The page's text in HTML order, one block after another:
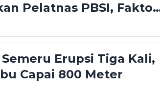
Pelatnas PBSI, Faktor
Jadi Alasan
Erupsi Tiga Kali,
Capai 800 Meter